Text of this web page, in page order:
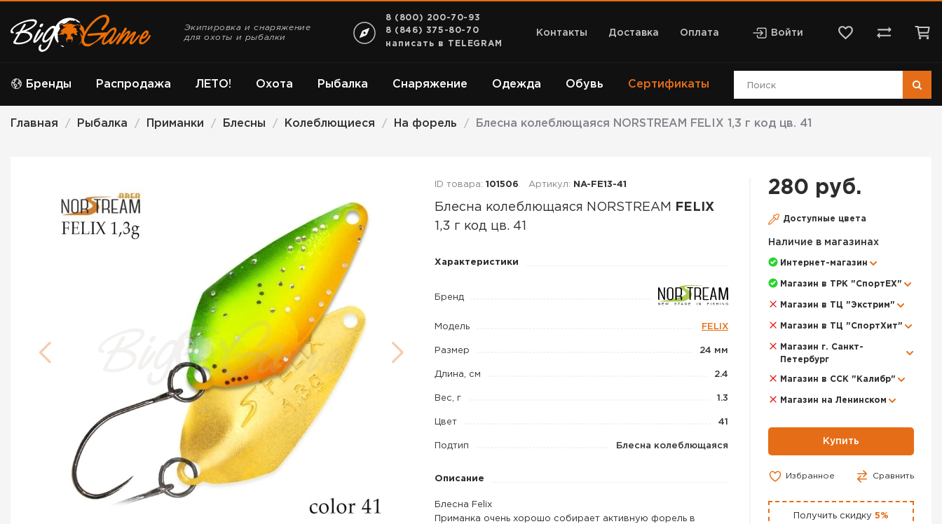
Экипировка и снаряжение
для охоты и рыбалки
8 (800) 200-70-93
8 (846) 375-80-70
написать в TELEGRAM
Контакты Доставка Оплата Войти
Бренды ЛЕТО! Охота Рыбалка Снаряжение Одежда Обувь
Распродажа Сертификаты
Главная / Рыбалка / Приманки / Блесны / Колеблющиеся / На форель / Блесна колеблющаяся NORSTREAM FELIX 1,3 г код цв. 41
ID товара: 101506 Артикул: NA-FE13-41
Блесна колеблющаяся NORSTREAM
FELIX
1,3 г код цв. 41
Блесна
NORSTREAM
1,3
г
код
41
Характеристики
Бренд
Модель FELIX
Размер 24 мм
Длина, см 2.4
Вес, г 1.3
Цвет 41
Подтип Блесна колеблющаяся
Описание
Блесна Felix
Приманка очень хорошо собирает активную форель в
280 руб.
Доступные цвета
Наличие в магазинах
Интернет-магазин
Магазин в ТРК "СпортЕХ"
Магазин в ТЦ "Экстрим"
Магазин в ТЦ "СпортХит"
Магазин г. Санкт-
Петербург
Магазин в ССК "Калибр"
Магазин на Ленинском
Купить
Избранное Сравнить
Получить скидку 5%